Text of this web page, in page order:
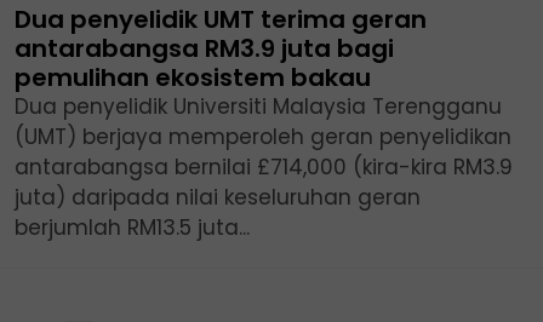
Dua penyelidik UMT terima geran
antarabangsa RM3.9 juta bagi
pemulihan ekosistem bakau
Dua penyelidik Universiti Malaysia Terengganu
(UMT) berjaya memperoleh geran penyelidikan
antarabangsa bernilai £714,000 (kira-kira RM3.9
juta) daripada nilai keseluruhan geran
berjumlah RM13.5 juta...